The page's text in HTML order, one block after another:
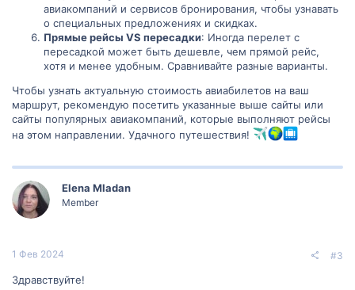
авиакомпаний и сервисов бронирования, чтобы узнавать
о специальных предложениях и скидках.
Прямые рейсы VS пересадки: Иногда перелет с
пересадкой может быть дешевле, чем прямой рейс,
хотя и менее удобным. Сравнивайте разные варианты.
Чтобы узнать актуальную стоимость авиабилетов на ваш
маршрут, рекомендую посетить указанные выше сайты или
сайты популярных авиакомпаний, которые выполняют рейсы
на этом направлении. Удачного путешествия!
Elena Mladan
Member
1 Фев 2024 #3
Здравствуйте!